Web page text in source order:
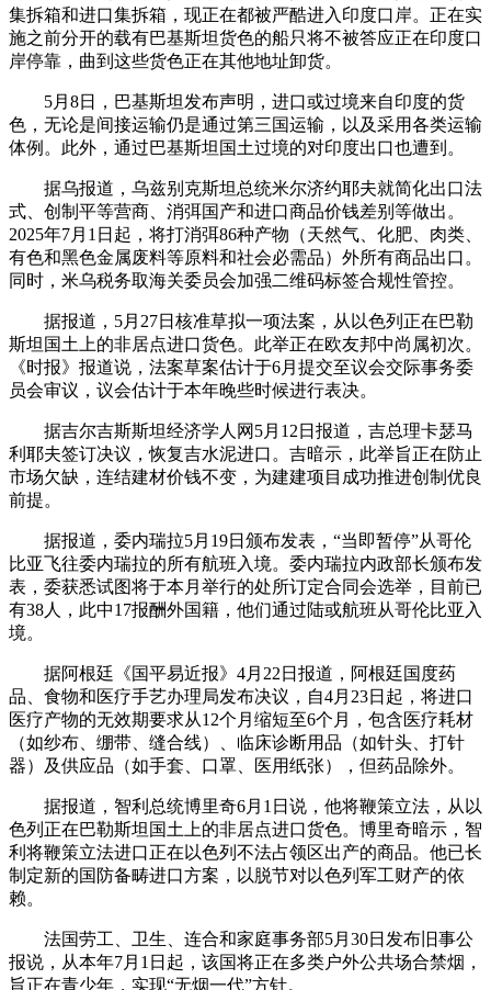
集拆箱和进口集拆箱，现正在都被严酷进入印度口岸。正在实
施之前分开的载有巴基斯坦货色的船只将不被答应正在印度口
岸停靠，曲到这些货色正在其他地址卸货。
5月8日，巴基斯坦发布声明，进口或过境来自印度的货
色，无论是间接运输仍是通过第三国运输，以及采用各类运输
体例。此外，通过巴基斯坦国土过境的对印度出口也遭到。
据乌报道，乌兹别克斯坦总统米尔济约耶夫就简化出口法
式、创制平等营商、消弭国产和进口商品价钱差别等做出。
2025年7月1日起，将打消弭86种产物（天然气、化肥、肉类、
有色和黑色金属废料等原料和社会必需品）外所有商品出口。
同时，米乌税务取海关委员会加强二维码标签合规性管控。
据报道，5月27日核准草拟一项法案，从以色列正在巴勒
斯坦国土上的非居点进口货色。此举正在欧友邦中尚属初次。
《时报》报道说，法案草案估计于6月提交至议会交际事务委
员会审议，议会估计于本年晚些时候进行表决。
据吉尔吉斯斯坦经济学人网5月12日报道，吉总理卡瑟马
利耶夫签订决议，恢复吉水泥进口。吉暗示，此举旨正在防止
市场欠缺，连结建材价钱不变，为建建项目成功推进创制优良
前提。
据报道，委内瑞拉5月19日颁布发表，“当即暂停”从哥伦
比亚飞往委内瑞拉的所有航班入境。委内瑞拉内政部长颁布发
表，委获悉试图将于本月举行的处所订定合同会选举，目前已
有38人，此中17报酬外国籍，他们通过陆或航班从哥伦比亚入
境。
据阿根廷《国平易近报》4月22日报道，阿根廷国度药
品、食物和医疗手艺办理局发布决议，自4月23日起，将进口
医疗产物的无效期要求从12个月缩短至6个月，包含医疗耗材
（如纱布、绷带、缝合线）、临床诊断用品（如针头、打针
器）及供应品（如手套、口罩、医用纸张），但药品除外。
据报道，智利总统博里奇6月1日说，他将鞭策立法，从以
色列正在巴勒斯坦国土上的非居点进口货色。博里奇暗示，智
利将鞭策立法进口正在以色列不法占领区出产的商品。他已长
制定新的国防备畴进口方案，以脱节对以色列军工财产的依
赖。
法国劳工、卫生、连合和家庭事务部5月30日发布旧事公
报说，从本年7月1日起，该国将正在多类户外公共场合禁烟，
旨正在青少年，实现“无烟一代”方针。